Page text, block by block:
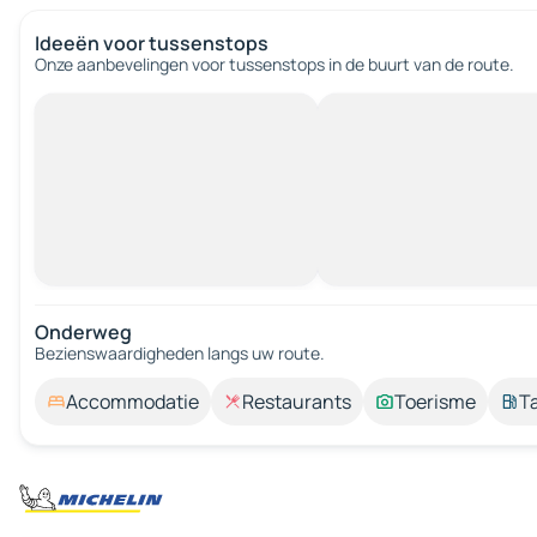
Ideeën voor tussenstops
Onze aanbevelingen voor tussenstops in de buurt van de route.
Onderweg
Bezienswaardigheden langs uw route.
Accommodatie Restaurants Toerisme